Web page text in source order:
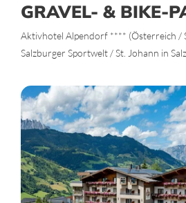
GRAVEL- & BIKE-
Aktivhotel Alpendorf **** (Österreich /
Salzburger Sportwelt / St. Johann in